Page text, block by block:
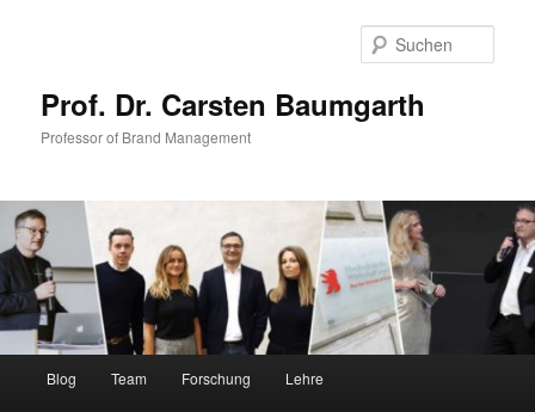
Prof. Dr. Carsten Baumgarth
Professor of Brand Management
Blog Team Forschung Lehre